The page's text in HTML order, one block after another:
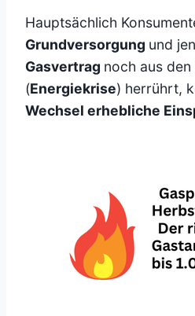
Hauptsächlich
Grundversorgung und
Gasvertrag noch aus
(Energiekrise) herrührt,
Wechsel erhebliche